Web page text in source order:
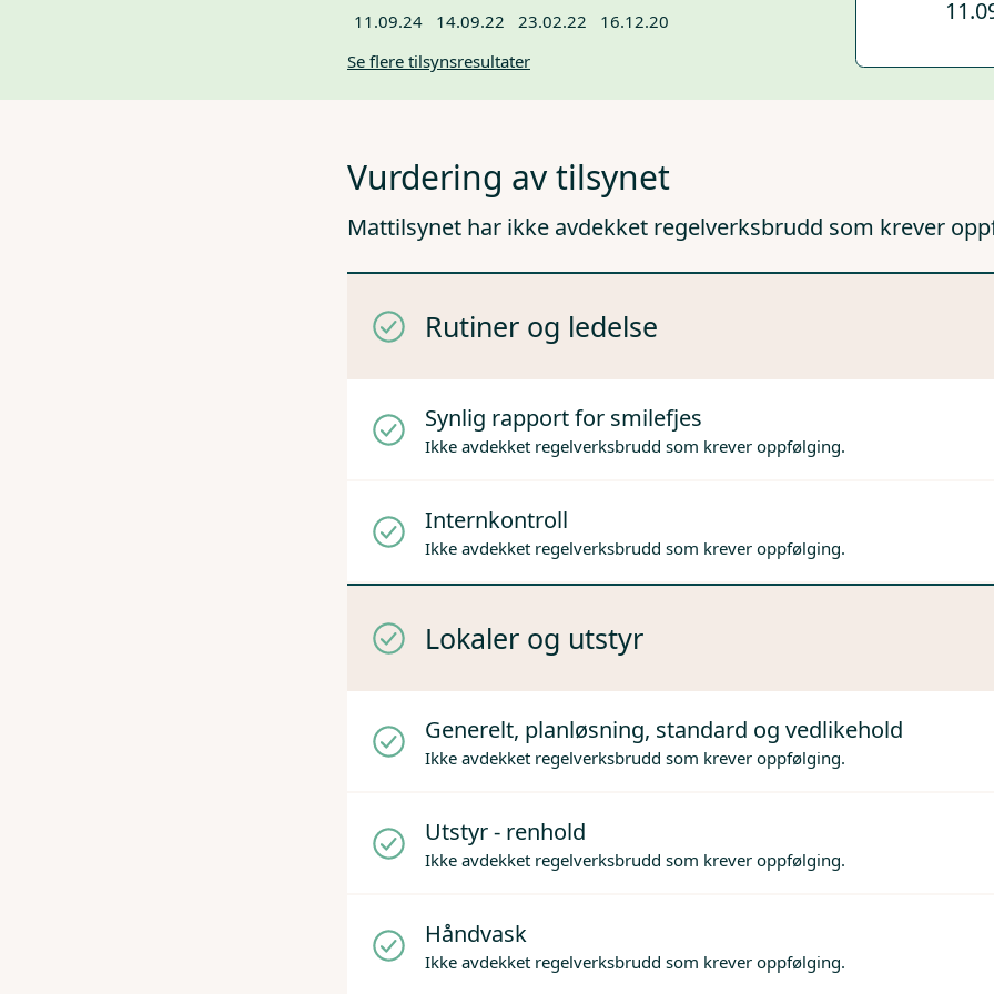
11.09.24 14.09.22 23.02.22
16.12.20
Se flere tilsynsresultater
Vurdering av tilsynet
Mattilsynet har ikke avdekket regelverksbrudd som krever
Rutiner og ledelse
Synlig rapport for smilefjes
Ikke avdekket regelverksbrudd som krever oppfølging.
Internkontroll
Ikke avdekket regelverksbrudd som krever oppfølging.
Lokaler og utstyr
Generelt, planløsning, standard og vedlikehold
Ikke avdekket regelverksbrudd som krever oppfølging.
Utstyr - renhold
Ikke avdekket regelverksbrudd som krever oppfølging.
Håndvask
Ikke avdekket regelverksbrudd som krever oppfølging.